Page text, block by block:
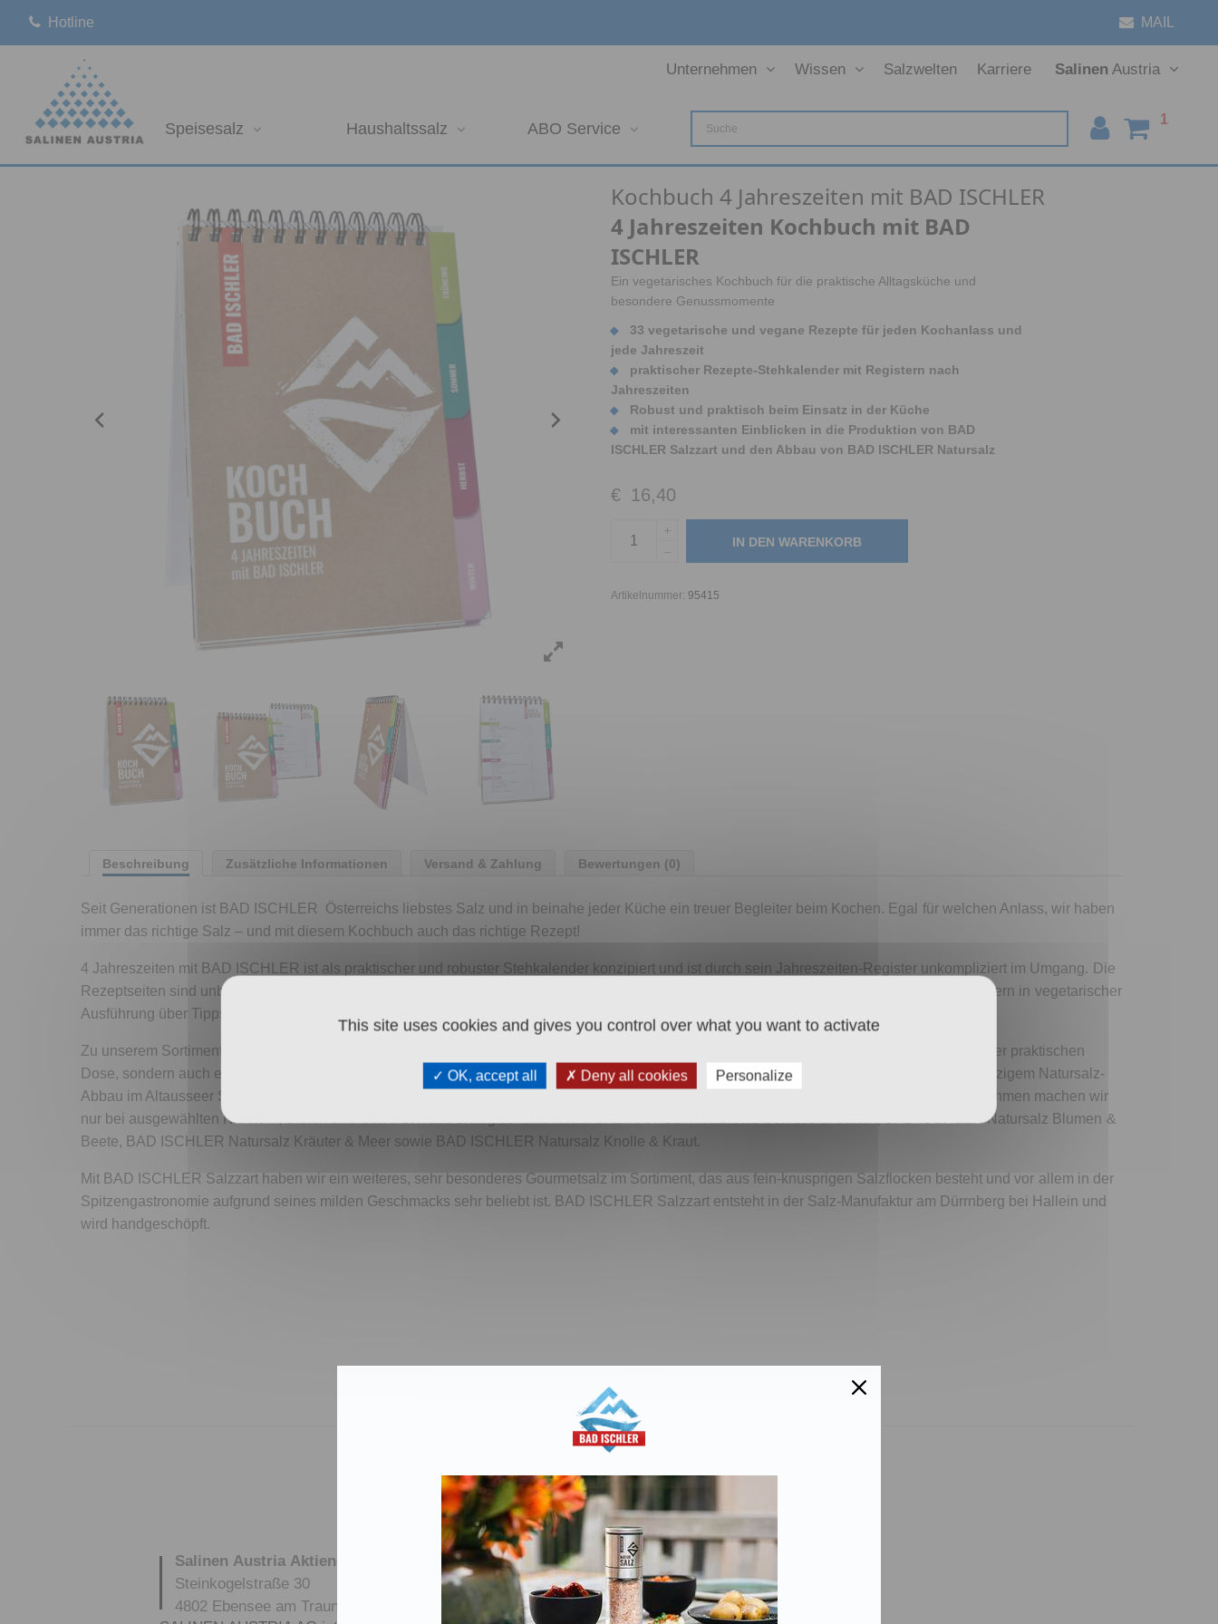
Hotline MAIL
Unternehmen Wissen Salzwelten Karriere Salinen Austria
Speisesalz Haushaltssalz ABO Service
1
Speisesalz
Marke BAD ISCHLER
Gourmetsalz
Haushaltssalz
Marke SALPINA
Regeneriersalz
ABO Service
Marke SALPINA
Salinen Gruppe
Vorstand
Logistik
Entstehung
Gewinnung
Salinen Austria
SalinenItalia
SalinenRomânia
Kochbuch 4 Jahreszeiten mit BAD ISCHLER
4 Jahreszeiten Kochbuch mit BAD
ISCHLER
Ein vegetarisches Kochbuch für die praktische Alltagsküche und
besondere Genussmomente
33 vegetarische und vegane Rezepte für jeden Kochanlass und
jede Jahreszeit
praktischer Rezepte-Stehkalender mit Registern nach
Jahreszeiten
Robust und praktisch beim Einsatz in der Küche
mit interessanten Einblicken in die Produktion von BAD
ISCHLER Salzzart und den Abbau von BAD ISCHLER Natursalz
€ 16,40
IN DEN WARENKORB
Artikelnummer: 95415
Beschreibung Zusätzliche Informationen Versand & Zahlung Bewertungen (0)
Seit Generationen ist BAD ISCHLER Österreichs liebstes Salz und in beinahe jeder Küche ein treuer Begleiter beim Kochen. Egal für welchen Anlass, wir haben
immer das richtige Salz – und mit diesem Kochbuch auch das richtige Rezept!
4 Jahreszeiten mit BAD ISCHLER ist als praktischer und robuster Stehkalender konzipiert und ist durch sein Jahreszeiten-Register unkompliziert im Umgang. Die
Rezeptseiten sind unbehandelt und lassen sich gut mit eigenen Notizen beschriften. Die insgesamt 33 Rezepte reichen von bewährten Klassikern in vegetarischer
Ausführung über Tipps und Tricks für die schnelle und gesunde Küche bis hin zu exklusiven Genussrezepten für besondere Momente.
Zu unserem Sortiment gehören nicht nur die altbewährten Klassiker wie das BAD ISCHLER Tafelsalz oder das BAD ISCHLER Kristallsalz in der praktischen
Dose, sondern auch einzigartige Salzspezialitäten: BAD ISCHLER Natursalz ist Salz in seiner ursprünglichen Form und wird in Österreichs einzigem Natursalz-
Abbau im Altausseer Sandling nach alter Bergmannstradition im Trockenabbau gewonnen. Es ist naturbelassen, ohne jegliche Zusätze. Ausnahmen machen wir
nur bei ausgewählten Kräutern, Blüten und Gewürzen aus biologischem Anbau: BAD ISCHLER Natursalz Gemüse & Garten, BAD ISCHLER Natursalz Blumen &
Beete, BAD ISCHLER Natursalz Kräuter & Meer sowie BAD ISCHLER Natursalz Knolle & Kraut.
Mit BAD ISCHLER Salzzart haben wir ein weiteres, sehr besonderes Gourmetsalz im Sortiment, das aus fein-knusprigen Salzflocken besteht und vor allem in der
Spitzengastronomie aufgrund seines milden Geschmacks sehr beliebt ist. BAD ISCHLER Salzzart entsteht in der Salz-Manufaktur am Dürrnberg bei Hallein und
wird handgeschöpft.
Salinen Austria Aktiengesellschaft
Steinkogelstraße 30
4802 Ebensee am Traunsee
T:+43 676 87812208
ecommerce@salinen.com
This site uses cookies and gives you control over what you want to activate
OK, accept all Deny all cookies Personalize